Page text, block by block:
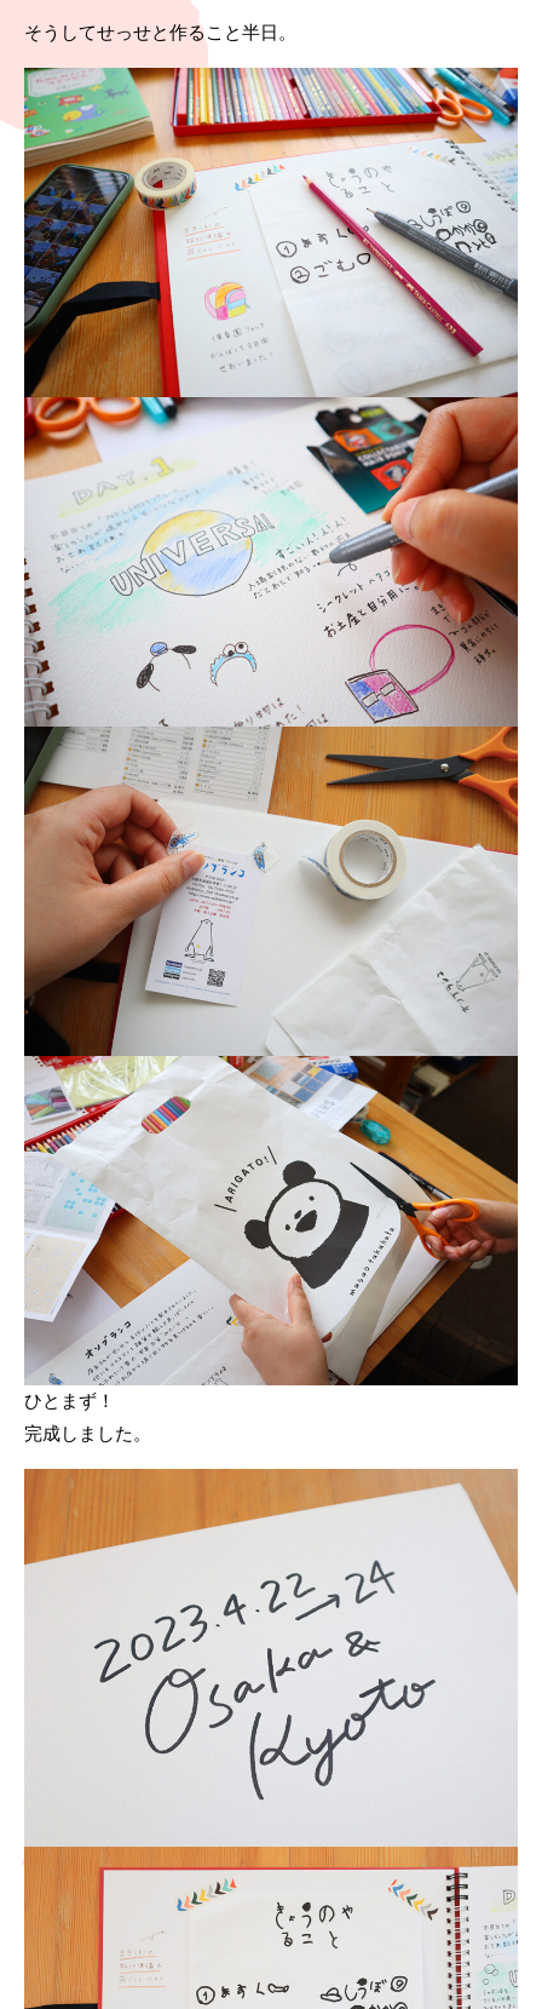
そうしてせっせと作ること半日。
ひとまず！
完成しました。